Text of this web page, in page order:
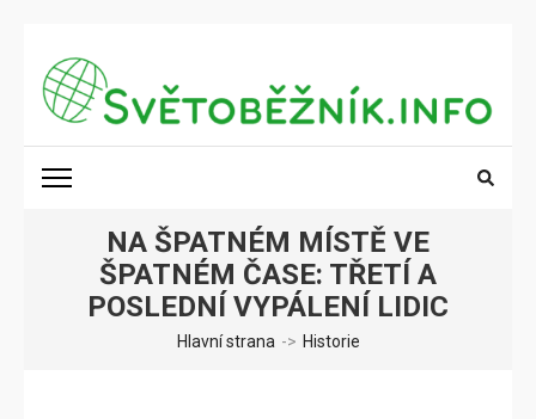
obsah
(stiskněte
Enter)
SVĚTOBĚŽNÍK.INFO
NA ŠPATNÉM MÍSTĚ VE
ŠPATNÉM ČASE: TŘETÍ A
POSLEDNÍ VYPÁLENÍ LIDIC
Hlavní strana -> Historie